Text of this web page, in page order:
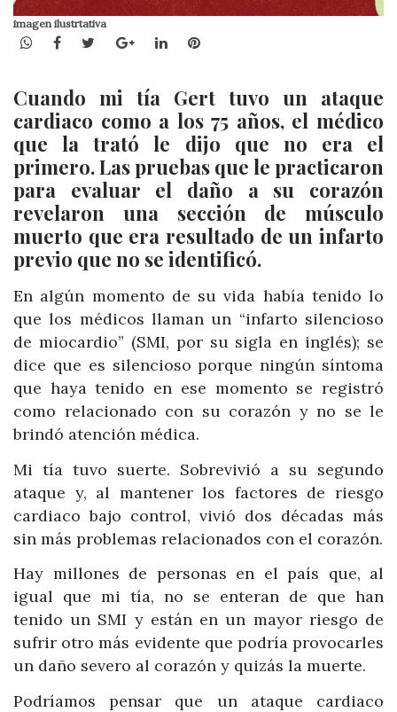
imagen ilustrtativa
WhatsApp
Facebook
TwitterGoogle+LinkedInPinterest
Cuando mi tía Gert tuvo un ataque
cardiaco como a los 75 años, el médico
que la trató le dijo que no era el
primero. Las pruebas que le practicaron
para evaluar el daño a su corazón
revelaron una sección de músculo
muerto que era resultado de un infarto
previo que no se identificó.
En algún momento de su vida había tenido lo
que los médicos llaman un “infarto silencioso
de miocardio” (SMI, por su sigla en inglés); se
dice que es silencioso porque ningún síntoma
que haya tenido en ese momento se registró
como relacionado con su corazón y no se le
brindó atención médica.
Mi tía tuvo suerte. Sobrevivió a su segundo
ataque y, al mantener los factores de riesgo
cardiaco bajo control, vivió dos décadas más
sin más problemas relacionados con el corazón.
Hay millones de personas en el país que, al
igual que mi tía, no se enteran de que han
tenido un SMI y están en un mayor riesgo de
sufrir otro más evidente que podría provocarles
un daño severo al corazón y quizás la muerte.
Podríamos pensar que un ataque cardiaco